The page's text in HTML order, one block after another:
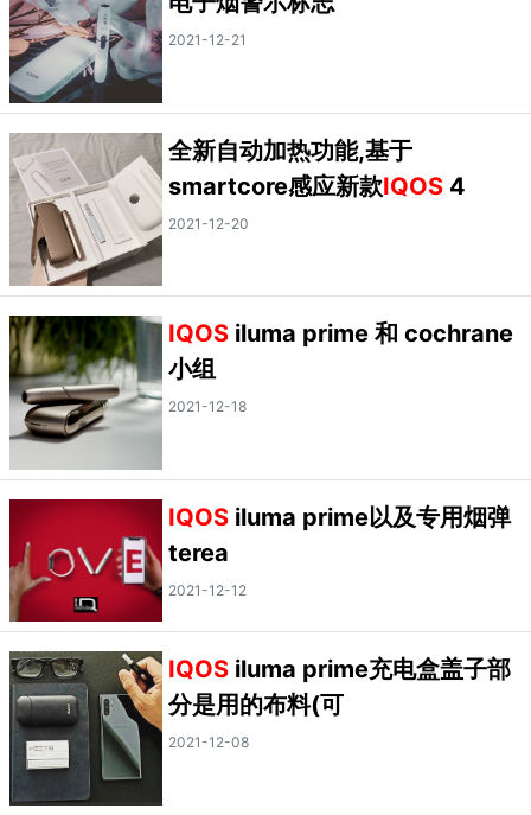
2021-12-21
全新自动加热功能,基于
smartcore感应新款IQOS4
2021-12-20
IQOSiluma prime 和 cochrane
小组
2021-12-18
IQOSiluma prime以及专用烟弹
terea
2021-12-12
IQOSiluma prime充电盒盖子部
分是用的布料(可
2021-12-08